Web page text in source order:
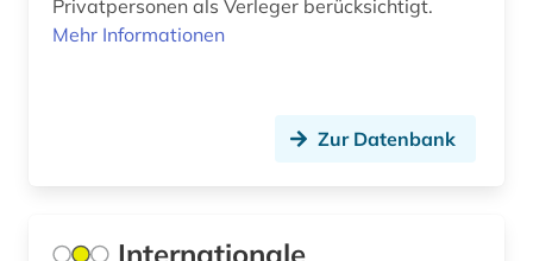
geschäftstätigkeit (1)
golzwarden (1)
Privatpersonen als Verleger berücksichtigt.
Mehr Informationen
Zur Datenbank